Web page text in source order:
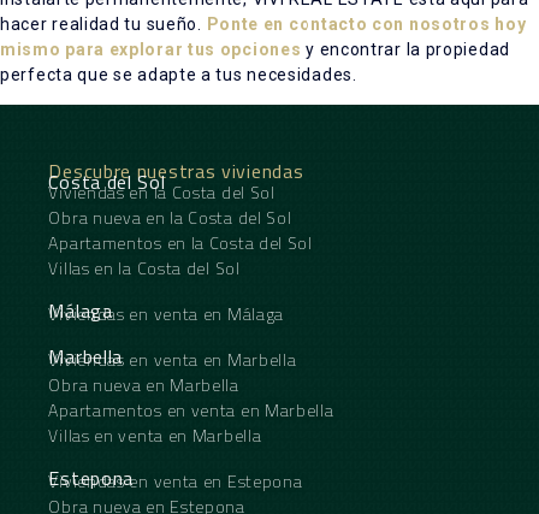
hacer realidad tu sueño.
Ponte en contacto con nosotros hoy
mismo para explorar tus opciones y encontrar la propiedad
perfecta que se adapte a tus necesidades.
Descubre nuestras viviendas
Costa del Sol
Viviendas en la Costa del Sol
Obra nueva en la Costa del Sol
Apartamentos en la Costa del Sol
Villas en la Costa del Sol
Málaga
Viviendas en venta en Málaga
Marbella
Viviendas en venta en Marbella
Obra nueva en Marbella
Apartamentos en venta en Marbella
Villas en venta en Marbella
Estepona
Viviendas en venta en Estepona
Obra nueva en Estepona